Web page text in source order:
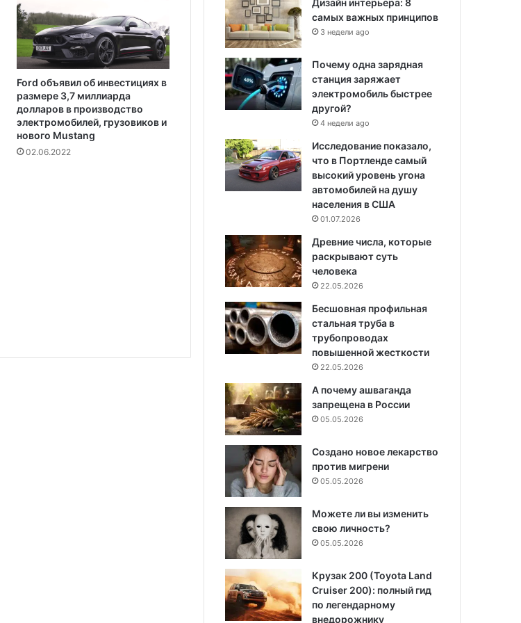
доступен для сдачи в аренду для
отдыха
Ford объявил об инвестициях в
размере 3,7 миллиарда
долларов в производство
электромобилей, грузовиков и
нового Mustang
02.06.2022
Дизайн интерьера: 8
самых важных принципов
3 недели ago
Почему одна зарядная
станция заряжает
электромобиль быстрее
другой?
4 недели ago
Исследование показало,
что в Портленде самый
высокий уровень угона
автомобилей на душу
населения в США
01.07.2026
Древние числа, которые
раскрывают суть
человека
22.05.2026
Бесшовная профильная
стальная труба в
трубопроводах
повышенной жесткости
22.05.2026
А почему ашваганда
запрещена в России
05.05.2026
Создано новое лекарство
против мигрени
05.05.2026
Можете ли вы изменить
свою личность?
05.05.2026
Крузак 200 (Toyota Land
Cruiser 200): полный гид
по легендарному
внедорожнику